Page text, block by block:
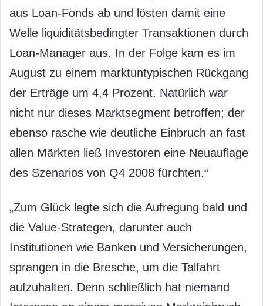
aus Loan-Fonds ab und lösten damit eine
Welle liquiditätsbedingter Transaktionen durch
Loan-Manager aus. In der Folge kam es im
August zu einem marktuntypischen Rückgang
der Erträge um 4,4 Prozent. Natürlich war
nicht nur dieses Marktsegment betroffen; der
ebenso rasche wie deutliche Einbruch an fast
allen Märkten ließ Investoren eine Neuauflage
des Szenarios von Q4 2008 fürchten.“
„Zum Glück legte sich die Aufregung bald und
die Value-Strategen, darunter auch
Institutionen wie Banken und Versicherungen,
sprangen in die Bresche, um die Talfahrt
aufzuhalten. Denn schließlich hat niemand